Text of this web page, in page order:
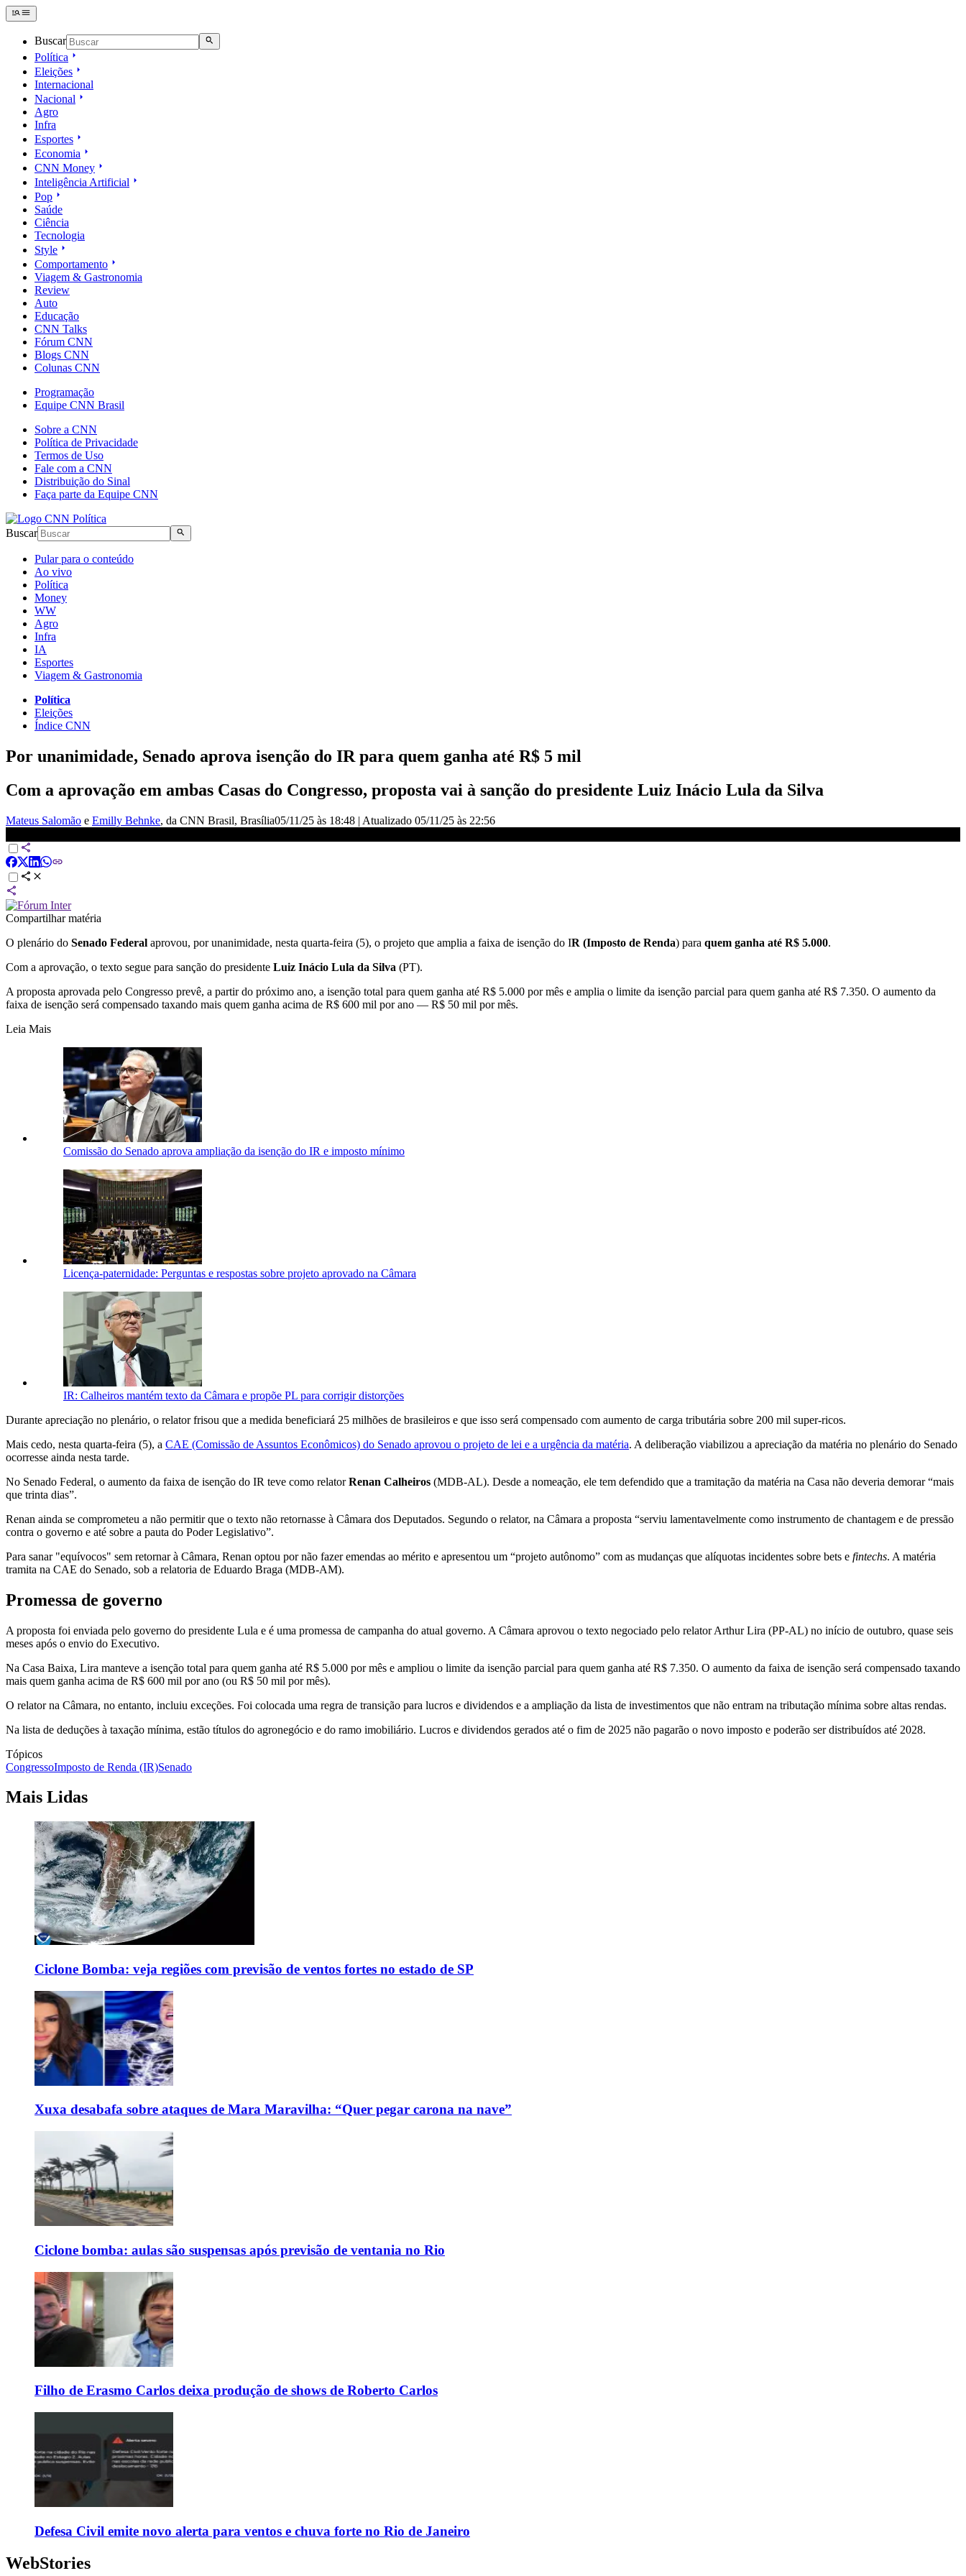
Buscar
Política
Eleições
Internacional
Nacional
Agro
Infra
Esportes
Economia
CNN Money
Inteligência Artificial
Pop
Saúde
Ciência
Tecnologia
Style
Comportamento
Viagem & Gastronomia
Review
Auto
Educação
CNN Talks
Fórum CNN
Blogs CNN
Colunas CNN
Programação
Equipe CNN Brasil
Sobre a CNN
Política de Privacidade
Termos de Uso
Fale com a CNN
Distribuição do Sinal
Faça parte da Equipe CNN
Buscar
Pular para o conteúdo
Ao vivo
Política
Money
WW
Agro
Infra
IA
Esportes
Viagem & Gastronomia
Política
Eleições
Índice CNN
Por unanimidade, Senado aprova isenção do IR para quem ganha até R$ 5 mil
Com a aprovação em ambas Casas do Congresso, proposta vai à sanção do presidente Luiz Inácio Lula da Silva
Mateus Salomão e Emilly Behnke, da CNN Brasil, Brasília05/11/25 às 18:48 | Atualizado 05/11/25 às 22:56
Compartilhar matéria
O plenário do Senado Federal aprovou, por unanimidade, nesta quarta-feira (5), o projeto que amplia a faixa de isenção do IR (Imposto de Renda) para quem ganha até R$ 5.000.
Com a aprovação, o texto segue para sanção do presidente Luiz Inácio Lula da Silva (PT).
A proposta aprovada pelo Congresso prevê, a partir do próximo ano, a isenção total para quem ganha até R$ 5.000 por mês e amplia o limite da isenção parcial para quem ganha até R$ 7.350. O aumento da
faixa de isenção será compensado taxando mais quem ganha acima de R$ 600 mil por ano — R$ 50 mil por mês.
Leia Mais
Comissão do Senado aprova ampliação da isenção do IR e imposto mínimo
Licença-paternidade: Perguntas e respostas sobre projeto aprovado na Câmara
IR: Calheiros mantém texto da Câmara e propõe PL para corrigir distorções
Durante apreciação no plenário, o relator frisou que a medida beneficiará 25 milhões de brasileiros e que isso será compensado com aumento de carga tributária sobre 200 mil super-ricos.
Mais cedo, nesta quarta-feira (5), a CAE (Comissão de Assuntos Econômicos) do Senado aprovou o projeto de lei e a urgência da matéria. A deliberação viabilizou a apreciação da matéria no plenário do Senado
ocorresse ainda nesta tarde.
No Senado Federal, o aumento da faixa de isenção do IR teve como relatorRenan Calheiros (MDB-AL). Desde a nomeação, ele tem defendido que a tramitação da matéria na Casa não deveria demorar “mais
que trinta dias”.
Renan ainda se comprometeu a não permitir que o texto não retornasse à Câmara dos Deputados. Segundo o relator, na Câmara a proposta “serviu lamentavelmente como instrumento de chantagem e de pressão
contra o governo e até sobre a pauta do Poder Legislativo”.
Para sanar "equívocos" sem retornar à Câmara, Renan optou por não fazer emendas ao mérito e apresentou um “projeto autônomo” com as mudanças que alíquotas incidentes sobre bets e fintechs. A matéria
tramita na CAE do Senado, sob a relatoria de Eduardo Braga (MDB-AM).
Promessa de governo
A proposta foi enviada pelo governo do presidente Lula e é uma promessa de campanha do atual governo. A Câmara aprovou o texto negociado pelo relator Arthur Lira (PP-AL) no início de outubro, quase seis
meses após o envio do Executivo.
Na Casa Baixa, Lira manteve a isenção total para quem ganha até R$ 5.000 por mês e ampliou o limite da isenção parcial para quem ganha até R$ 7.350. O aumento da faixa de isenção será compensado taxando
mais quem ganha acima de R$ 600 mil por ano (ou R$ 50 mil por mês).
O relator na Câmara, no entanto, incluiu exceções. Foi colocada uma regra de transição para lucros e dividendos e a ampliação da lista de investimentos que não entram na tributação mínima sobre altas rendas.
Na lista de deduções à taxação mínima, estão títulos do agronegócio e do ramo imobiliário. Lucros e dividendos gerados até o fim de 2025 não pagarão o novo imposto e poderão ser distribuídos até 2028.
Tópicos
CongressoImposto de Renda (IR)Senado
Mais Lidas
Ciclone Bomba: veja regiões com previsão de ventos fortes no estado de SP
Xuxa desabafa sobre ataques de Mara Maravilha: “Quer pegar carona na nave”
Ciclone bomba: aulas são suspensas após previsão de ventania no Rio
Filho de Erasmo Carlos deixa produção de shows de Roberto Carlos
Defesa Civil emite novo alerta para ventos e chuva forte no Rio de Janeiro
WebStories